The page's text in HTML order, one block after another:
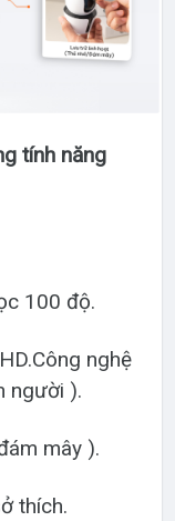
tính năng
100 độ.
nghệ
người ).
mây ).
thích.